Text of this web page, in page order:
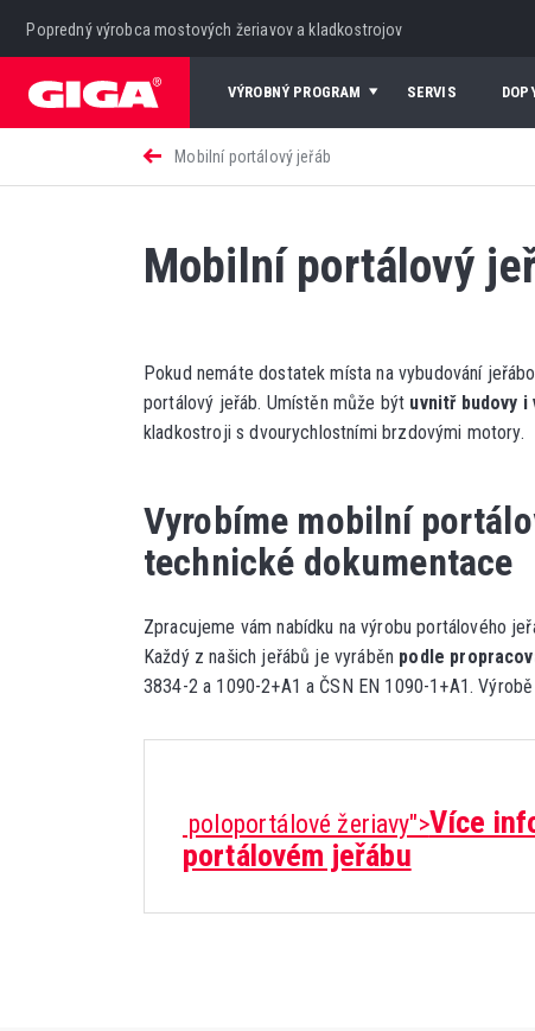
Popredný výrobca mostových žeriavov a kladkostrojov
VÝROBNÝ PROGRAM SERVIS
Mobilní portálový jeřáb
Mobilní portálový
Pokud nemáte dostatek místa na vybudování
portálový jeřáb. Umístěn může být uvnitř budovy i
kladkostroji s dvourychlostními brzdovými motory.
Vyrobíme mobilní
technické dokumentace
Zpracujeme vám nabídku na výrobu portálového
Každý z našich jeřábů je vyráběn podle
3834-2 a 1090-2+A1 a ČSN EN 1090-1+A1.
poloportálové žeriavy">Více
portálovém jeřábu